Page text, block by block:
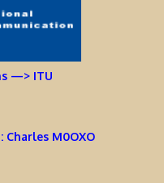
—> ITU
Charles M0OXO